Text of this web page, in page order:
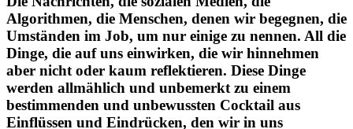
Algorithmen, die Menschen, denen wir begegnen, die
Umständen im Job, um nur einige zu nennen. All die
Dinge, die auf uns einwirken, die wir hinnehmen
aber nicht oder kaum reflektieren. Diese Dinge
werden allmählich und unbemerkt zu einem
bestimmenden und unbewussten Cocktail aus
Einflüssen und Eindrücken, den wir in uns